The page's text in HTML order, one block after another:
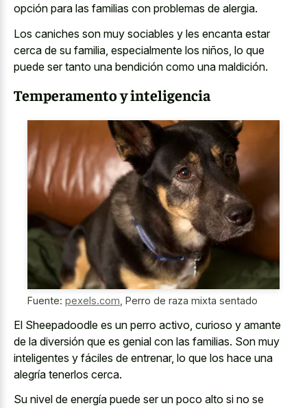
opción para las familias con problemas de alergia.
Los caniches son muy sociables y les encanta estar
cerca de su familia, especialmente los niños, lo que
puede ser tanto una bendición como una maldición.
Temperamento y inteligencia
Fuente: pexels.com, Perro de raza mixta sentado
El Sheepadoodle es un perro activo, curioso y amante
de la diversión que es genial con las familias. Son muy
inteligentes y fáciles de entrenar, lo que los hace una
alegría tenerlos cerca.
Su nivel de energía puede ser un poco alto si no se